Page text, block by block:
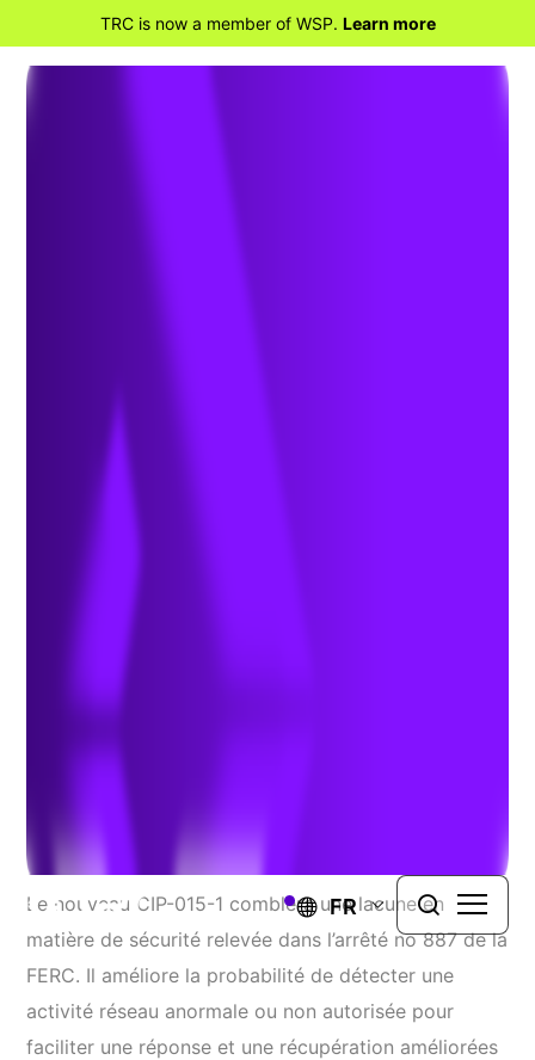
TRC is now a member of WSP. Learn more
FR
Les nouvelles normes de la
NERC aident à se protéger
CIP-015-1 Améliore La Surveillance Interne Du Réseau
Le nouveau CIP-015-1 comblera une lacune en
matière de sécurité relevée dans l’arrêté no 887 de la
FERC. Il améliore la probabilité de détecter une
activité réseau anormale ou non autorisée pour
faciliter une réponse et une récupération améliorées